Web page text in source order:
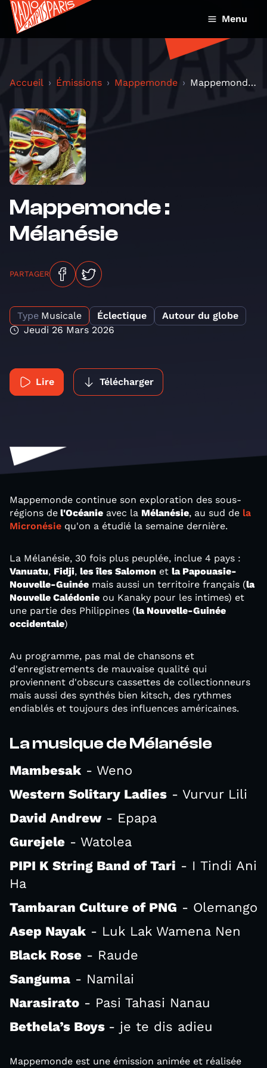
Menu
Accueil Émissions Mappemonde Mappemonde : Mélanésie
Mappemonde :
Mélanésie
PARTAGER
Type Musicale Éclectique
Autour du globe
Jeudi 26 Mars 2026
Lire Télécharger
Mappemonde continue son exploration des sous-
régions de l'Océanie avec la Mélanésie, au sud de la
Micronésie qu'on a étudié la semaine dernière.
La Mélanésie, 30 fois plus peuplée, inclue 4 pays :
Vanuatu, Fidji, les îles Salomon et la Papouasie-
Nouvelle-Guinée mais aussi un territoire français (la
Nouvelle Calédonie ou Kanaky pour les intimes) et
une partie des Philippines (la Nouvelle-Guinée
occidentale)
Au programme, pas mal de chansons et
d'enregistrements de mauvaise qualité qui
proviennent d'obscurs cassettes de collectionneurs
mais aussi des synthés bien kitsch, des rythmes
endiablés et toujours des influences américaines.
La musique de Mélanésie
Mambesak - Weno
Western Solitary Ladies - Vurvur Lili
David Andrew- Epapa
Gurejele - Watolea
PIPI K String Band of Tari - I Tindi Ani
Ha
Tambaran Culture of PNG - Olemango
Asep Nayak - Luk Lak Wamena Nen
Black Rose - Raude
Sanguma - Namilai
Narasirato - Pasi Tahasi Nanau
Bethela’s Boys - je te dis adieu
Mappemonde est une émission animée et réalisée